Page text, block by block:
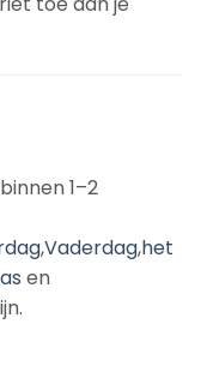
1–2
,Vaderdag,het
en